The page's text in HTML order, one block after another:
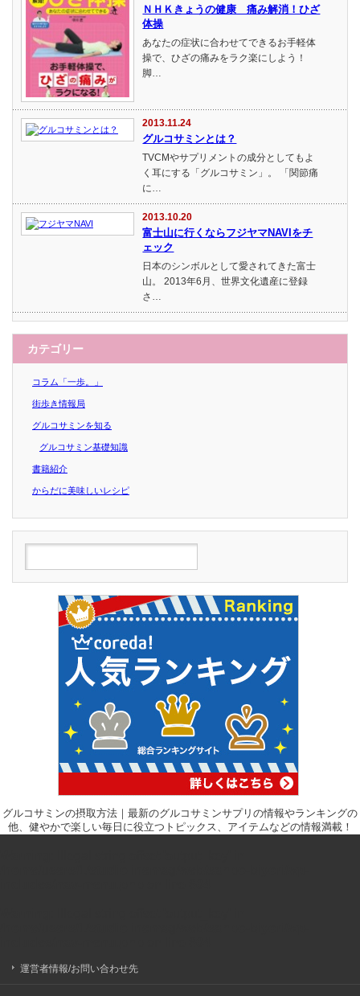
ＮＨＫきょうの健康 痛み解消！ひざ
体操
あなたの症状に合わせてできるお手軽体
操で、ひざの痛みをラク楽にしよう！
脚…
2013.11.24
グルコサミンとは？
TVCMやサプリメントの成分としてもよ
く耳にする「グルコサミン」。 「関節痛
に…
2013.10.20
富士山に行くならフジヤマNAVIをチ
ェック
日本のシンボルとして愛されてきた富士
山。 2013年6月、世界文化遺産に登録
さ…
カテゴリー
コラム「一歩。」
街歩き情報局
グルコサミンを知る
グルコサミン基礎知識
書籍紹介
からだに美味しいレシピ
グルコサミンの摂取方法｜最新のグルコサミンサプリの情報やランキングの
他、健やかで楽しい毎日に役立つトピックス、アイテムなどの情報満載！
運営者情報/お問い合わせ先